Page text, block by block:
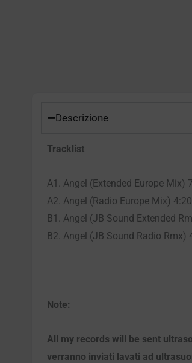
Descrizione
Tracklist
A1. Angel (Extended Europe Mix)
A2. Angel (Radio Europe Mix) 4:20
B1. Angel (JB Sound Extended
B2. Angel (JB Sound Radio Rmx)
Note:
All my records will be sent
verranno inviati lavati ad